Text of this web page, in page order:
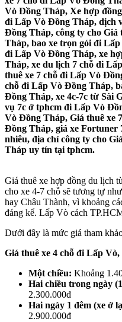
Vò Đồng Tháp, Xe hợp
đi Lấp Vò Đồng Tháp, dịch
Đồng Tháp, công ty cho
Tháp, bao xe trọn gói đi
đi Lấp Vò Đồng Tháp, xe
Tháp, xe du lịch 7 chỗ đi
thuê xe 7 chỗ đi Lấp Vò
chỗ đi Lấp Vò Đồng Tháp,
Đồng Tháp, xe 4c-7c từ Sài
vụ 7c ở tphcm đi Lấp Vò
Vò Đồng Tháp, Giá thuê xe
Đồng Tháp, giá xe
nhiêu, địa chỉ công ty cho
Tháp uy tín tại tphcm.
Giá thuê xe hợp đồng du lịch
cho xe 4-7 chỗ sẽ tương tự
hay Châu Thành, vì khoảng
đáng kể. Lấp Vò cách
Dưới đây là mức giá tham
Giá thuê xe 4 chỗ đi Lấp
Một chiều: Khoảng
Hai chiều trong ngày
2.300.000đ
Hai ngày 1 đêm (xe ở
2.900.000đ